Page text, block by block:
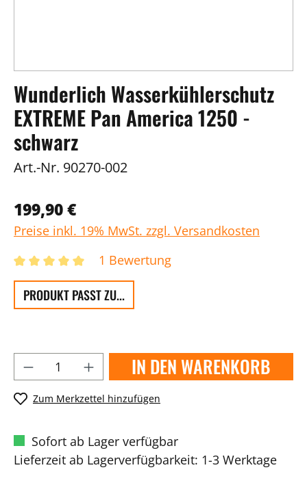
Wunderlich Wasserkühlerschutz
EXTREME Pan America 1250 -
schwarz
Art.-Nr. 90270-002
199,90 €
Preise inkl. 19% MwSt. zzgl. Versandkosten
1 Bewertung
PRODUKT PASST ZU...
IN DEN WARENKORB
Zum Merkzettel hinzufügen
Sofort ab Lager verfügbar
Lieferzeit ab Lagerverfügbarkeit: 1-3 Werktage